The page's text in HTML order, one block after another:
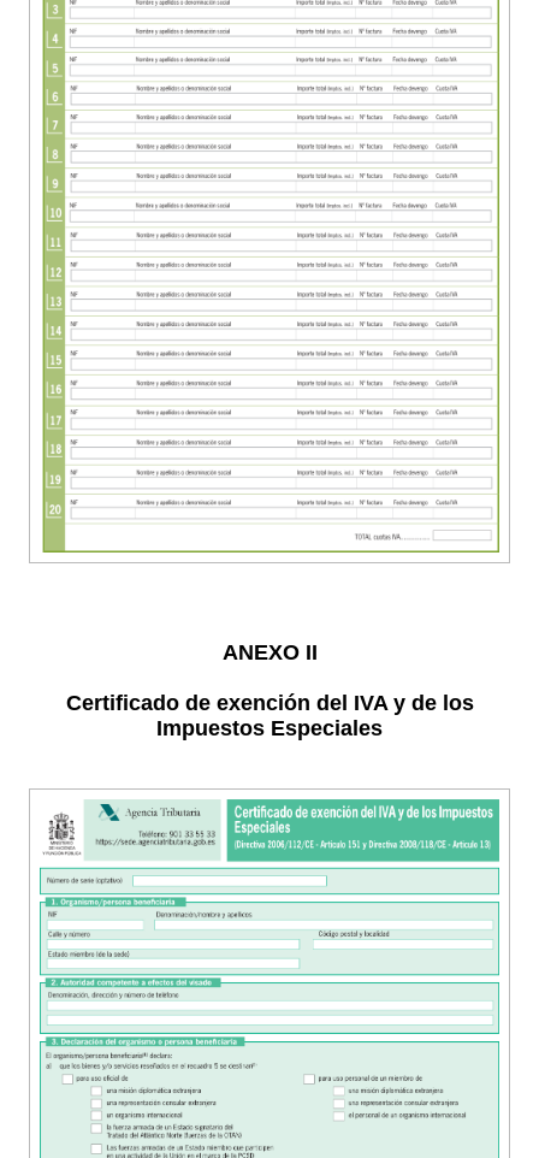
ANEXO II
Certificado de exención del IVA y de los
Impuestos Especiales